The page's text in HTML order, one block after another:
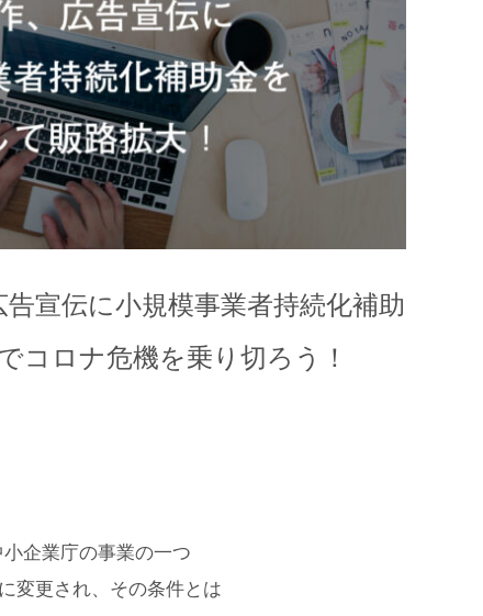
宣伝に小規模事業者持続化補助
コロナ危機を乗り切ろう！
企業庁の事業の一つ
変更され、その条件とは